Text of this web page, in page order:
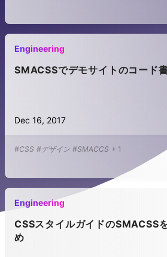
Engineering
SMACSSでデモサイトのコード
Dec 16, 2017
#CSS #デザイン #SMACCS + 1
Engineering
CSSスタイルガイドのSMACSS
め